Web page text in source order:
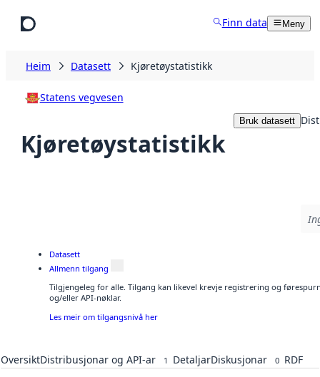
Finn data Meny
Heim Datasett Kjøretøystatistikk
Statens vegvesen
Kjøretøystatistikk
Bruk datasett
Datasett
Allmenn tilgang
Tilgjengeleg for alle. Tilgang kan likevel krevje registrering og
og/eller API-nøklar.
Les meir om tilgangsnivå her
OversiktDistribusjonar og API-ar 1 DetaljarDiskusjonar 0 RDF